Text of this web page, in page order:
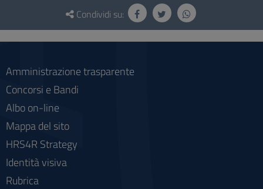
social
Condividi su:
Amministrazione trasparente
Concorsi e Bandi
Albo on-line
Mappa del sito
HRS4R Strategy
Identità visiva
Rubrica